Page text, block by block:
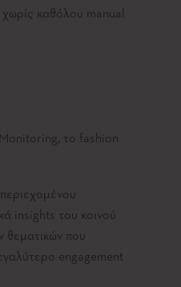
καθόλου manual
το fashion
insights του κοινού
θεματικών που
engagement